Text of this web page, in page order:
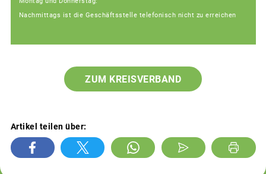
Nachmittags ist die Geschäftsstelle telefonisch nicht zu erreichen
ZUM KREISVERBAND
Artikel teilen über: